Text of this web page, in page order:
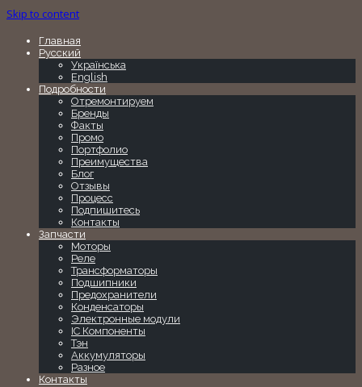
Skip to content
Главная
Русский
Українська
English
Подробности
Отремонтируем
Бренды
Факты
Промо
Портфолио
Преимущества
Блог
Отзывы
Процесс
Подпишитесь
Контакты
Запчасти
Моторы
Реле
Трансформаторы
Подшипники
Предохранители
Конденсаторы
Электронные модули
IC Компоненты
Тэн
Аккумуляторы
Разное
Контакты